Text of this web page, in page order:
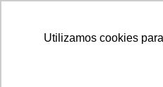
Utilizamos cookies